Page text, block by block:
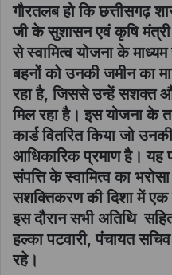
गौरतलब हो कि छत्तीसगढ़
जी के सुशासन एवं कृषि मंत्री
से स्वामित्व योजना के
बहनों को उनकी जमीन का
रहा है, जिससे उन्हें सशक्त
मिल रहा है। इस योजना के
कार्ड वितरित किया जो
आधिकारिक प्रमाण है। यह
संपत्ति के स्वामित्व का
सशक्तिकरण की दिशा में एक
इस दौरान सभी अतिथि
हल्का पटवारी, पंचायत
रहे।